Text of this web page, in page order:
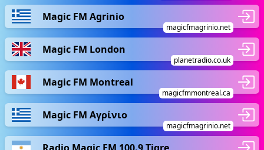
Magic FM Agrinio
magicfmagrinio.net
Magic FM London
planetradio.co.uk
Magic FM Montreal
magicfmmontreal.ca
Magic FM Αγρίνιο
magicfmagrinio.net
Radio Magic FM 100.9 Tigre